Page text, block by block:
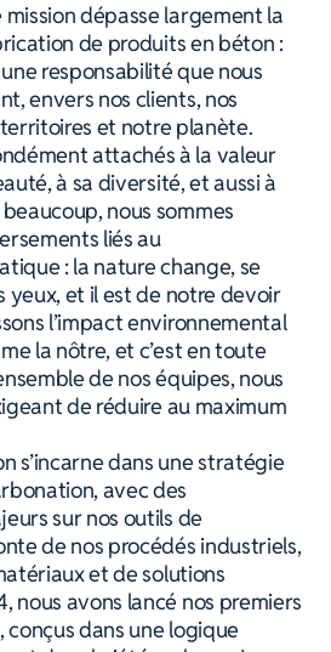
dépasse largement la
de produits en béton :
responsabilité que nous
envers nos clients, nos
et notre planète.
attachés à la valeur
à sa diversité, et aussi à
nous sommes
liés au
: la nature change, se
yeux, et il est de notre devoir
l’impact environnemental
la nôtre, et c’est en toute
de nos équipes, nous
de réduire au maximum
s’incarne dans une stratégie
avec des
sur nos outils de
de nos procédés industriels,
et de solutions
nous avons lancé nos premiers
dans une logique